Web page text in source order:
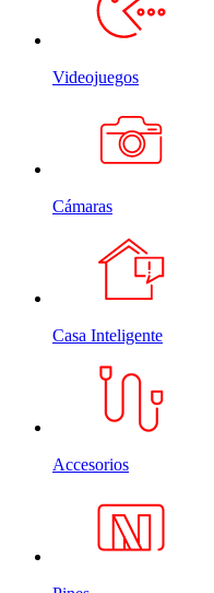
Videojuegos
Cámaras
Casa Inteligente
Accesorios